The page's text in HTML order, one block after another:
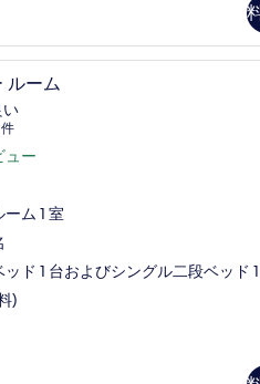
ファミリー ルー
ルーム
い
ュー
ム 1 室
ッド 1 台およびシングル二段ベッド
)